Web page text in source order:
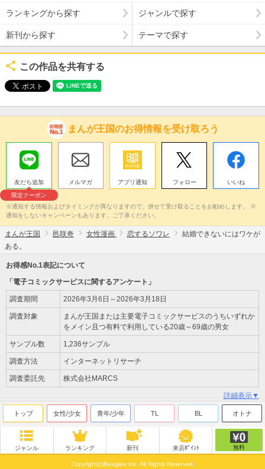
ランキングから探す ジャンルで探す
新刊から探す テーマで探す
この作品を共有する
まんが王国のお得情報を受け取ろう
友だち追加
限定クーポン
メルマガ アプリ通知 フォロー いいね
※通知する情報およびタイミングが異なりますので、併せて受け取ることをお勧めします。 ※
通知をしないキャンペーンもあります。ご了承ください。
まんが王国 邑咲奇 女性漫画 恋するソワレ
結婚できないにはワケが
ある。
お得感No.1表記について
「電子コミックサービスに関するアンケート」
調査期間 2026年3月6日～2026年3月18日
調査対象
まんが王国または主要電子コミックサービスのうちいずれか
をメイン且つ有料で利用している20歳～69歳の男女
サンプル数 1,236サンプル
調査方法 インターネットリサーチ
調査委託先 株式会社MARCS
詳細表示▼
トップ 女性/少女 青年/少年 TL BL オトナ
ジャンル ランキング 新刊 来店ﾎﾟｲﾝﾄ 無料
Copyright(c)Beaglee Inc. All Rights Reserved.